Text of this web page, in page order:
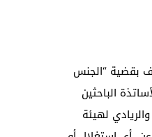
دجنبر 2021 حول ما بات يعرف بقضية “الجنس
الباحثين
لهيئة